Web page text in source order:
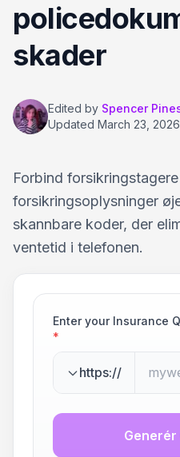
skader
Edited by Spencer
Updated March 23, 2026
Forbind
forsikringsoplysninger
skannbare koder, der
ventetid i telefonen.
Enter your Insurance
*
https://
Generér